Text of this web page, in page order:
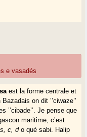
e vasadés
est la forme centrale et
on dit ’’ciwaze’’
’’cibade’’. Je pense que
maritime, c’est
s, c, do qué sabi. Halip